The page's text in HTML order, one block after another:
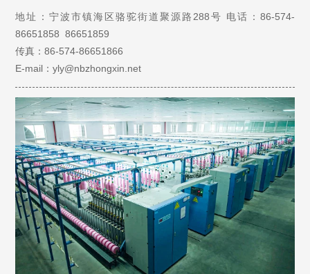
地址：宁波市镇海区骆驼街道聚源路288号 电话：86-574-
86651858 86651859
传真：86-574-86651866
E-mail：yly@nbzhongxin.net